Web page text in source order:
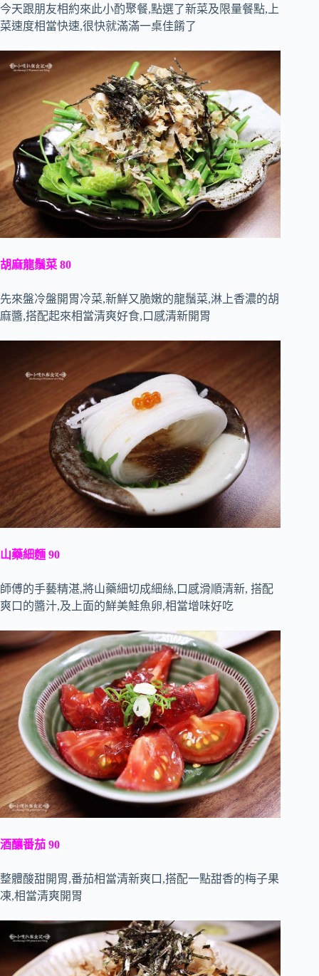
今天跟朋友相約來此小酌聚餐,點選了新菜及限量餐點,上
菜速度相當快速,很快就滿滿一桌佳餚了
胡麻龍鬚菜 80
先來盤冷盤開胃冷菜,新鮮又脆嫩的龍鬚菜,淋上香濃的胡
麻醬,搭配起來相當清爽好食,口感清新開胃
山藥細麵 90
師傅的手藝精湛,將山藥細切成細絲,口感滑順清新, 搭配
爽口的醬汁,及上面的鮮美鮭魚卵,相當增味好吃
酒釀番茄 90
整體酸甜開胃,番茄相當清新爽口,搭配一點甜香的梅子果
凍,相當清爽開胃